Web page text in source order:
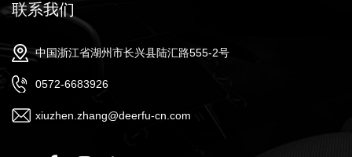
联系我们
中国浙江省湖州市长兴县陆汇路555-2号
0572-6683926
xiuzhen.zhang@deerfu-cn.com